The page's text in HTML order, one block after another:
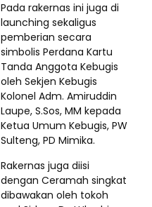
Pada rakernas ini juga di
launching sekaligus
pemberian secara
simbolis Perdana Kartu
Tanda Anggota Kebugis
oleh Sekjen Kebugis
Kolonel Adm. Amiruddin
Laupe, S.Sos, MM kepada
Ketua Umum Kebugis, PW
Sulteng, PD Mimika.
Rakernas juga diisi
dengan Ceramah singkat
dibawakan oleh tokoh